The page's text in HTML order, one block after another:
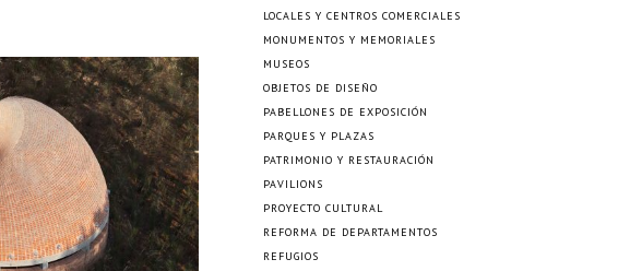
LOCALES Y CENTROS COMERCIALES
MONUMENTOS Y MEMORIALES
MUSEOS
OBJETOS DE DISEÑO
PABELLONES DE EXPOSICIÓN
PARQUES Y PLAZAS
PATRIMONIO Y RESTAURACIÓN
PAVILIONS
PROYECTO CULTURAL
REFORMA DE DEPARTAMENTOS
REFUGIOS